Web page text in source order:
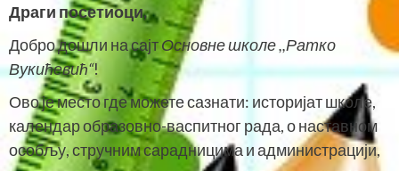
Драги посетиоци,
Добро дошли на сајтОсновне школе ,,Ратко
Вукићевић“!
Ово је место где можете сазнати: историјат школе,
календар образовно-васпитног рада, о наставном
особљу, стручним сарадницима и администрацији,